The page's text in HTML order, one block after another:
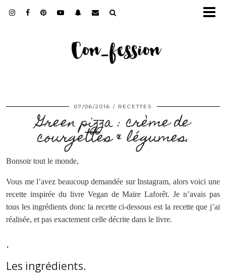
07/06/2016 RECETTES
Green pizza : crème de
courgettes & légumes.
Bonsoir tout le monde,
Vous me l’avez beaucoup demandée sur Instagram, alors voici une
recette inspirée du livre Vegan de Maire Laforêt. Je n’avais pas
tous les ingrédients donc la recette ci-dessous est la recette que j’ai
réalisée, et pas exactement celle décrite dans le livre.
.
Les ingrédients.